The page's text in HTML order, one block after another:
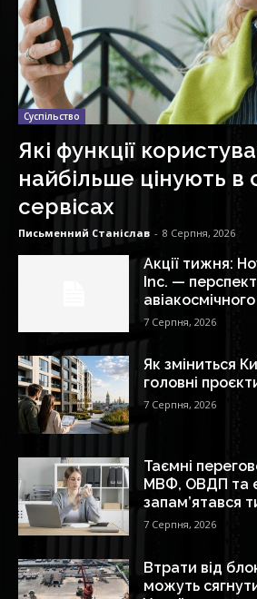
Суспільство
Які функції
найбільше цінують в
сервісах
Письменний Станіслав - 8 Серпня, 2026
Акції тижня:
Inc. —
авіакосмічного
7 Серпня, 2026
Як зміниться
головні
7 Серпня, 2026
Таємні
МВФ, ОВДП та
запам’ятався
7 Серпня, 2026
Втрати від
можуть